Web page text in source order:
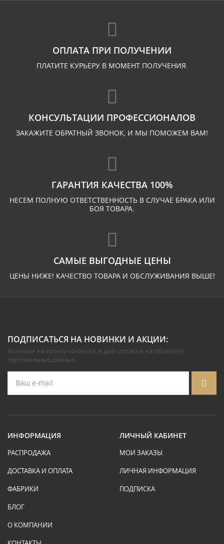
ОПЛАТА ПРИ ПОЛУЧЕНИИ
ПЛАТИТЕ КУРЬЕРУ В МОМЕНТ ПОЛУЧЕНИЯ.
КОНСУЛЬТАЦИИ ПРОФЕССИОНАЛОВ
ЗАКАЖИТЕ ОБРАТНЫЙ ЗВОНОК, И МЫ ПОМОЖЕМ ВАМ!
ГАРАНТИЯ КАЧЕСТВА 100%
НЕСЕМ ПОЛНУЮ ОТВЕТСТВЕННОСТЬ В СЛУЧАЕ БРАКА ИЛИ
БОЯ ТОВАРА.
САМЫЕ ВЫГОДНЫЕ ЦЕНЫ
ЦЕНЫ НИЖЕ! КАЧЕСТВО ТОВАРА И ОБСЛУЖИВАНИЯ ВЫШЕ!
ПОДПИСАТЬСЯ НА НОВИНКИ И АКЦИИ:
Нажимая на иконку конверта, я даю согласие на обработку
персональных данных.
ИНФОРМАЦИЯ
РАСПРОДАЖА
ДОСТАВКА И ОПЛАТА
ФАБРИКИ
БЛОГ
О КОМПАНИИ
ЛИЧНЫЙ КАБИНЕТ
МОИ ЗАКАЗЫ
ЛИЧНАЯ ИНФОРМАЦИЯ
ПОДПИСКА